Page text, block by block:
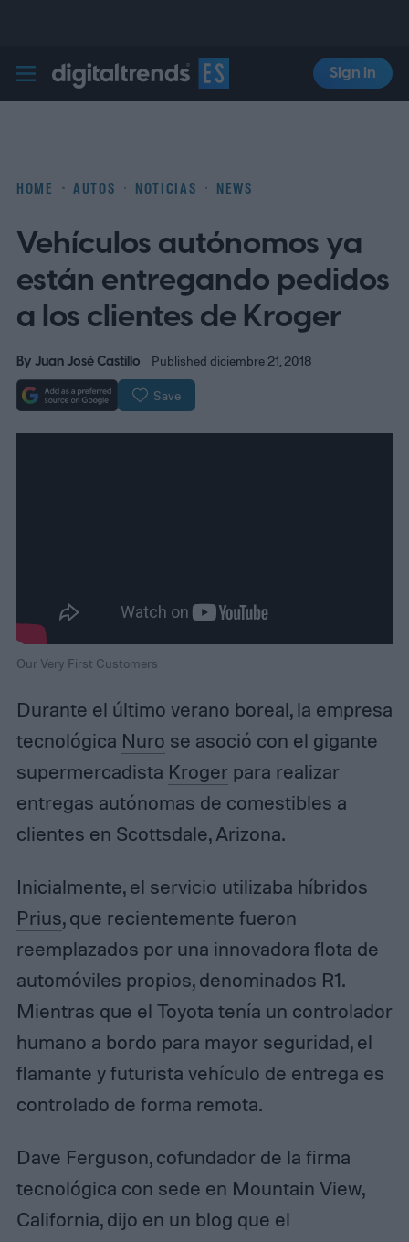
Digital Trends Español
Sign In
HOME AUTOS NOTICIAS NEWS
Vehículos autónomos ya
están entregando pedidos
a los clientes de Kroger
ByJuan José Castillo Published diciembre 21, 2018
Save
Our Very First Customers
Durante el último verano boreal, la empresa
tecnológica Nuro se asoció con el gigante
supermercadista Kroger para realizar
entregas autónomas de comestibles a
clientes en Scottsdale, Arizona.
Inicialmente, el servicio utilizaba híbridos
Prius, que recientemente fueron
reemplazados por una innovadora flota de
automóviles propios, denominados R1.
Mientras que el Toyota tenía un controlador
humano a bordo para mayor seguridad, el
flamante y futurista vehículo de entrega es
controlado de forma remota.
Dave Ferguson, cofundador de la firma
tecnológica con sede en Mountain View,
California, dijo en un blog que el